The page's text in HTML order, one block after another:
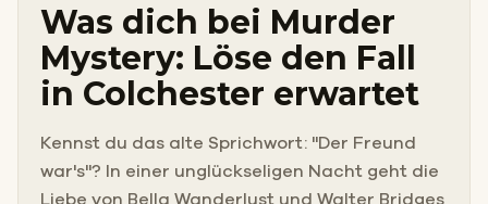
Was dich bei Murder
Mystery: Löse den Fall
in Colchester erwartet
Kennst du das alte Sprichwort: "Der Freund
war's"? In einer unglückseligen Nacht geht die
Liebe von Bella Wanderlust und Walter Bridges